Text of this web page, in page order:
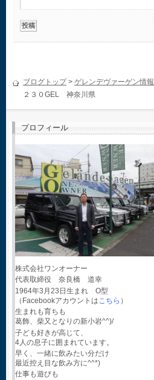
ブログトップ> ゲレンデヴァーゲン情報
２３０GEL 神奈川県
プロフィール
株式会社ワンオーナー
代表取締役 奈良橋 道幸
1964年3月23日生まれ O型
（Facebookアカウントはこちら ）
生まれも育ちも
葛飾、柴又となりの新小岩^^)/
子ども好きが高じて、
4人の息子に囲まれています。
早く、一緒に飲みたい分だけ
最近控え目な飲み方に^^*)
仕事も遊びも